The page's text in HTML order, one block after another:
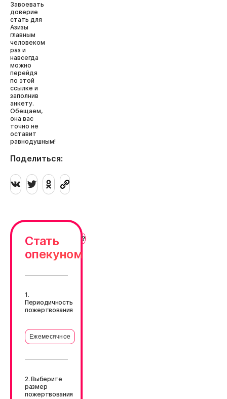
Завоевать
доверие
стать для
Азизы
главным
человеком
раз и
навсегда
можно
перейдя
по этой
ссылке и
заполнив
анкету.
Обещаем,
она вас
точно не
оставит
равнодушным!
Поделиться:
Стать
опекуном
1.
Периодичность
пожертвования
Ежемесячное
2. Выберите
размер
пожертвования